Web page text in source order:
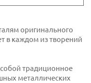
оригинального
в каждом из творений
традиционное
металлических